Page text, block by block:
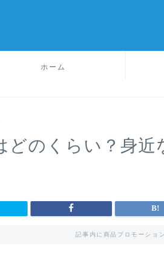
ホーム
どのくらい？身近
記事内に商品プロモーショ